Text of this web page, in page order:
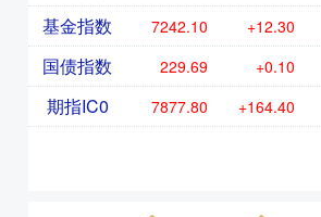
基金指数 7242.10 +12.30
国债指数 229.69 +0.10
期指IC0 7877.80 +164.40